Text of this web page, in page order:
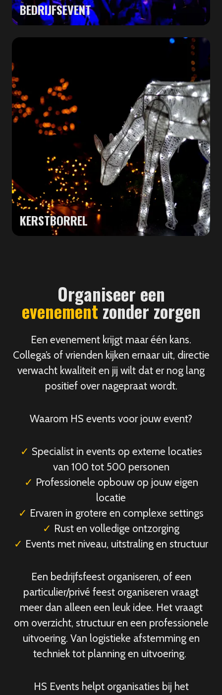
BEDRIJFSEVENT
KERSTBORREL
Organiseer een
evenement zonder zorgen
Een evenement krijgt maar één kans.
Collega’s of vrienden kijken ernaar uit, directie
verwacht kwaliteit en jij wilt dat er nog lang
positief over nagepraat wordt.
Waarom HS events voor jouw event?
✓ Specialist in events op externe locaties
van 100 tot 500 personen
✓ Professionele opbouw op jouw eigen
locatie
✓ Ervaren in grotere en complexe settings
✓ Rust en volledige ontzorging
✓ Events met niveau, uitstraling en structuur
Een bedrijfsfeest organiseren, of een
particulier/privé feest organiseren vraagt
meer dan alleen een leuk idee. Het vraagt
om overzicht, structuur en een professionele
uitvoering. Van logistieke afstemming en
techniek tot planning en uitvoering.
HS Events helpt organisaties bij het